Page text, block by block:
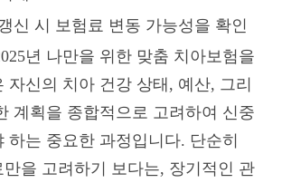
신 시 보험료 변동 가능성을 확인
년 나만을 위한 맞춤 치아보험을
자신의 치아 건강 상태, 예산, 그리
계획을 종합적으로 고려하여 신중
하는 중요한 과정입니다. 단순히
을 고려하기 보다는, 장기적인 관